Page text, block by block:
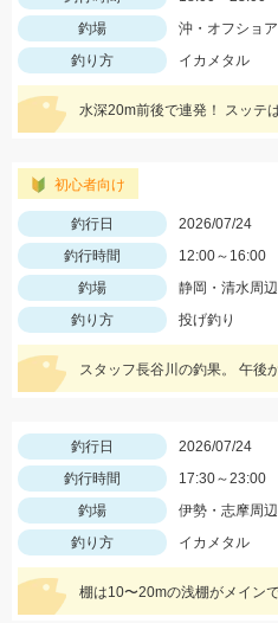
釣場
沖・オフショア
釣り方
イカメタル
初心者向け
釣行日
2026/07/24
釣行時間
12:00～16:00
釣場
静岡・清水周辺
釣り方
投げ釣り
釣行日
2026/07/24
釣行時間
17:30～23:00
釣場
伊勢・志摩周辺
釣り方
イカメタル